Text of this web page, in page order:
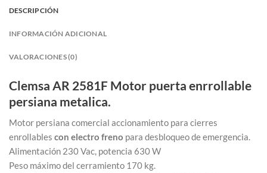
DESCRIPCIÓN
INFORMACIÓN ADICIONAL
VALORACIONES (0)
Clemsa AR 2581F Motor puerta enrrollable
persiana metalica.
Motor persiana comercial accionamiento para cierres
enrollables con electro freno para desbloqueo de emergencia.
Alimentación 230 Vac, potencia 630 W
Peso máximo del cerramiento 170 kg.